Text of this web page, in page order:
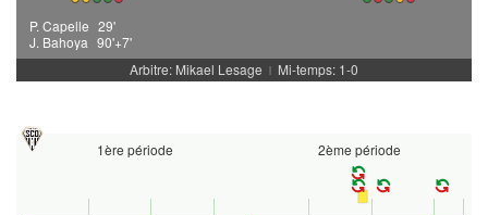
P. Capelle 29'
J. Bahoya 90'+7'
Arbitre: Mikael Lesage
| Mi-temps: 1-0
1ère période 2ème période